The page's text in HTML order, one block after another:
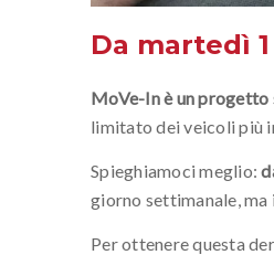
Da martedì
MoVe-In è un progetto
limitato dei veicoli più
Spieghiamoci meglio:
giorno settimanale,
Per ottenere questa